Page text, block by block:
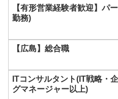
は
ま
に
【有形営業経験者歓迎】パ
勤務)
【広島】総合職
ITコンサルタント(IT戦略・
グマネージャー以上)